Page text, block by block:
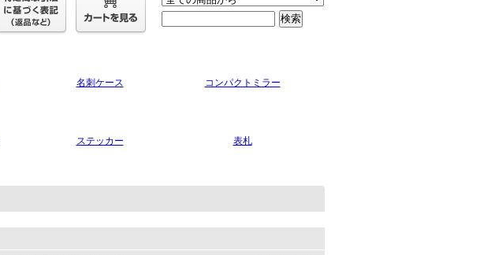
名刺ケース コンパクトミラー
ステッカー 表札